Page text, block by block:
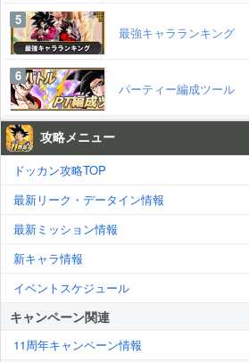
攻略メニュー
ドッカン攻略TOP
最新リーク・データイン情報
最新ミッション情報
新キャラ情報
イベントスケジュール
キャンペーン関連
11周年キャンペーン情報
最強キャラランキング
パーティー編成ツール